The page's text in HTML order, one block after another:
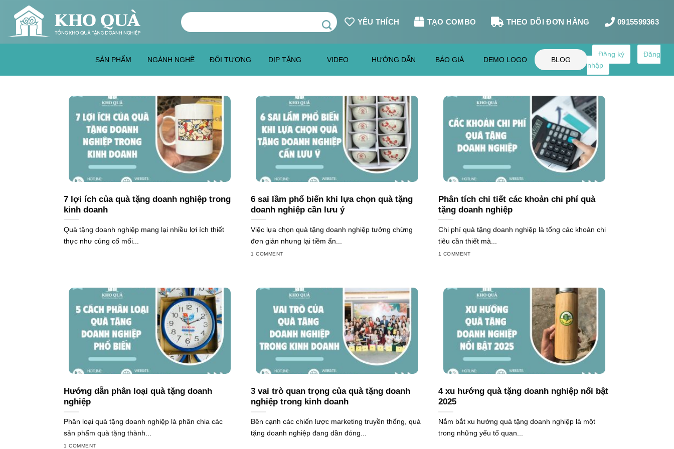
content
Tìm
kiếm:
YÊU THÍCH TẠO COMBO THEO DÕI ĐƠN HÀNG 0915599363
SẢN PHẨM NGÀNH NGHỀ ĐỐI TƯỢNG DỊP TẶNG VIDEO HƯỚNG DẪN BÁO GIÁ DEMO LOGO BLOG
Đăng ký
Đăng
nhập
7 lợi ích của quà tặng doanh nghiệp trong
kinh doanh
Quà tặng doanh nghiệp mang lại nhiều lợi ích thiết
thực như củng cố mối...
6 sai lầm phổ biến khi lựa chọn quà tặng
doanh nghiệp cần lưu ý
Việc lựa chọn quà tặng doanh nghiệp tưởng chừng
đơn giản nhưng lại tiềm ẩn...
1 COMMENT
Phân tích chi tiết các khoản chi phí quà
tặng doanh nghiệp
Chi phí quà tặng doanh nghiệp là tổng các khoản chi
tiêu cần thiết mà...
1 COMMENT
Hướng dẫn phân loại quà tặng doanh
nghiệp
Phân loại quà tặng doanh nghiệp là phân chia các
sản phẩm quà tặng thành...
1 COMMENT
3 vai trò quan trọng của quà tặng doanh
nghiệp trong kinh doanh
Bên cạnh các chiến lược marketing truyền thống, quà
tặng doanh nghiệp đang dần đóng...
4 xu hướng quà tặng doanh nghiệp nổi bật
2025
Nắm bắt xu hướng quà tặng doanh nghiệp là một
trong những yếu tố quan...